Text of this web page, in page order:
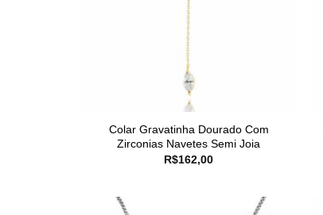
Colar Gravatinha Dourado Com
Zirconias Navetes Semi Joia
R$162,00